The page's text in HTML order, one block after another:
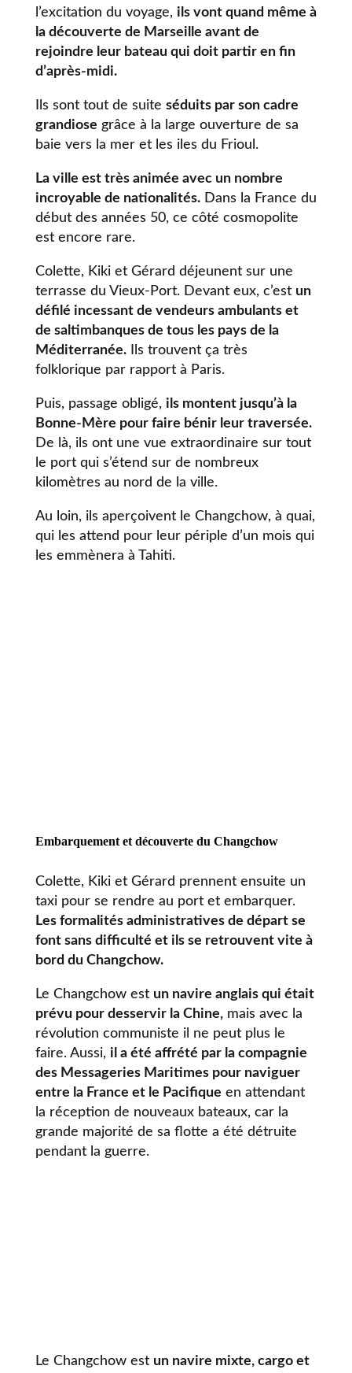
l’excitation du voyage, ils vont quand même à
la découverte de Marseille avant de
rejoindre leur bateau qui doit partir en fin
d’après-midi.
Ils sont tout de suite séduits par son cadre
grandiose grâce à la large ouverture de sa
baie vers la mer et les iles du Frioul.
La ville est très animée avec un nombre
incroyable de nationalités.Dans la France du
début des années 50, ce côté cosmopolite
est encore rare.
Colette, Kiki et Gérard déjeunent sur une
terrasse du Vieux-Port. Devant eux, c’est un
défilé incessant de vendeurs ambulants et
de saltimbanques de tous les pays de la
Méditerranée.Ils trouvent ça très
folklorique par rapport à Paris.
Puis, passage obligé, ils montent jusqu’à la
Bonne-Mère pour faire bénir leur traversée.
De là, ils ont une vue extraordinaire sur tout
le port qui s’étend sur de nombreux
kilomètres au nord de la ville.
Au loin, ils aperçoivent le Changchow, à quai,
qui les attend pour leur périple d’un mois qui
les emmènera à Tahiti.
Embarquement et découverte du Changchow
Colette, Kiki et Gérard prennent ensuite un
taxi pour se rendre au port et embarquer.
Les formalités administratives de départ se
font sans difficulté et ils se retrouvent vite à
bord du Changchow.
Le Changchow est un navire anglais qui était
prévu pour desservir la Chine,mais avec la
révolution communiste il ne peut plus le
faire. Aussi, il a été affrété par la compagnie
des Messageries Maritimes pour naviguer
entre la France et le Pacifique en attendant
la réception de nouveaux bateaux, car la
grande majorité de sa flotte a été détruite
pendant la guerre.
Le Changchow est un navire mixte, cargo et